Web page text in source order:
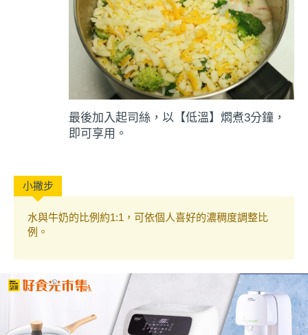
最後加入起司絲，以【低溫】燜煮3分鐘，
即可享用。
水與牛奶的比例約1:1，可依個人喜好的濃稠度調整比
例。